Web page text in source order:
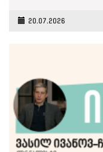
20.07.2026